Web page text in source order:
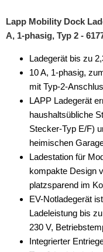
Lapp Mobility Dock
A, 1-phasig, Typ 2 -
Ladegerät bis zu
10 A, 1-phasig,
mit Typ-2-
LAPP Ladegerät
haushaltsübliche
Stecker-Typ E/F)
heimischen
Ladestation für
kompakte Design
platzsparend im
EV-Notladegerät
Ladeleistung bis
230 V,
Integrierter